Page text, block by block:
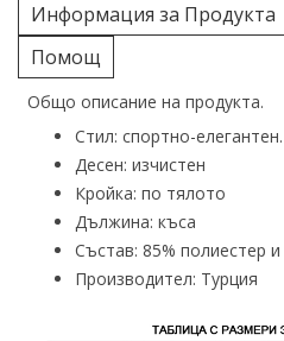
Информация за Продукта
Помощ
Общо описание на продукта.
Стил: спортно-елегантен.
Десен: изчистен
Кройка: по тялото
Дължина: къса
Състав: 85% полиестер
Производител: Турция